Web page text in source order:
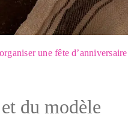
une fête
du modèle